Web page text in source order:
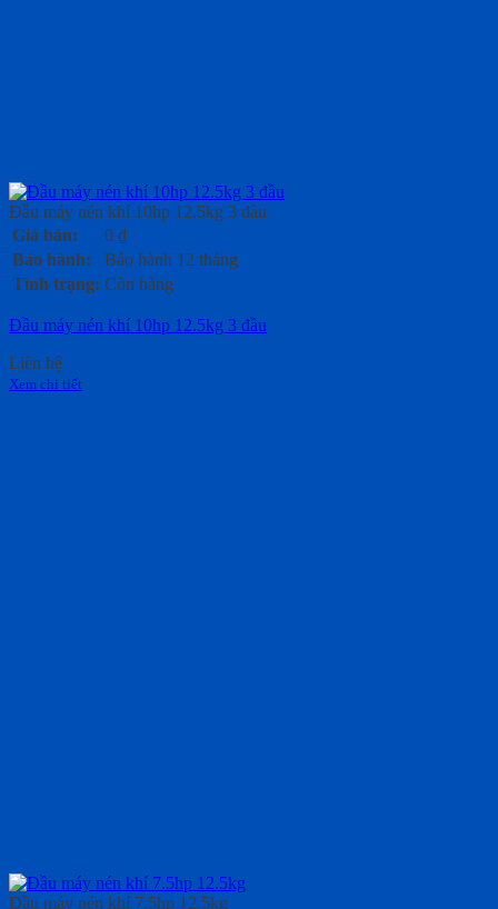
Đầu máy nén khí 10hp 12.5kg 3 đầu
Giá bán:
0 ₫
Bảo hành:
Bảo hành 12 tháng
Tình trạng: Còn hàng
Đầu máy nén khí 10hp 12.5kg 3 đầu
Liên hệ
Xem chi tiết
Đầu máy nén khí 7.5hp 12.5kg